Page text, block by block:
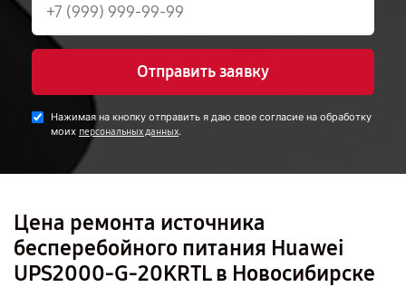
Отправить заявку
Нажимая на кнопку отправить я даю свое согласие на обработку
моих персональных данных.
Цена ремонта источника
бесперебойного питания Huawei
UPS2000-G-20KRTL в Новосибирске